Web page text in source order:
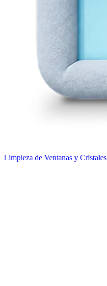
Limpieza de Ventanas y Cristales